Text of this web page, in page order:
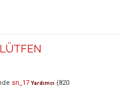
sn_17 Yardımcı (820